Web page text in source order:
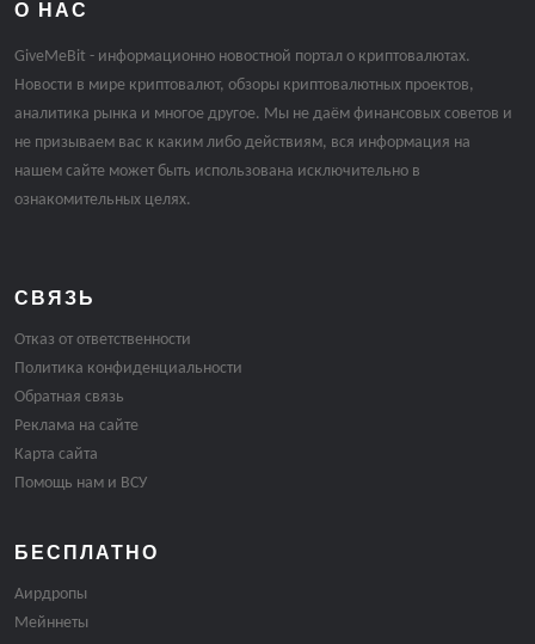
О НАС
GiveMeBit - информационно новостной портал о криптовалютах.
Новости в мире криптовалют, обзоры криптовалютных проектов,
аналитика рынка и многое другое. Мы не даём финансовых советов и
не призываем вас к каким либо действиям, вся информация на
нашем сайте может быть использована исключительно в
ознакомительных целях.
СВЯЗЬ
Отказ от ответственности
Политика конфиденциальности
Обратная связь
Реклама на сайте
Карта сайта
Помощь нам и ВСУ
БЕСПЛАТНО
Аирдропы
Мейннеты